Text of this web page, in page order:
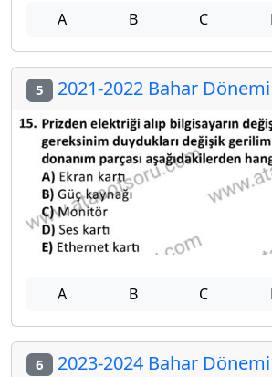
A B C
5 2021-2022 Bahar Dönemi
A B C
6 2023-2024 Bahar Dönemi